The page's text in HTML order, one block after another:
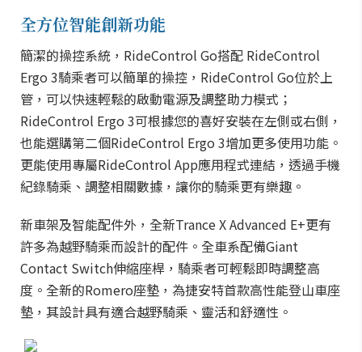
全方位智能創新功能
簡潔的操控系統，RideControl Go搭配 RideControl
Ergo 3騎乘者可以簡單的操控，RideControl Go位於上
管，可以快速輕鬆的啟動電源及調整助力模式；
RideControl Ergo 3可根據您的喜好安裝在左側或右側，
也能選購第二個RideControl Ergo 3增加更多使用功能。
更能使用專屬RideControl App應用程式連結，透過手機
紀錄騎乘、調整相關數據，讓你的騎乘更有樂趣。
新車架及智能配件外，全新Trance X Advanced E+更有
許多為越野騎乘而設計的配件。全車系配備Giant
Contact Switch伸縮座桿，騎乘者可輕鬆即時調整高
度。全新的Romero座墊，為捷安特首款高性能登山車座
墊，其設計具有適合越野騎乘、靈活和舒適性。